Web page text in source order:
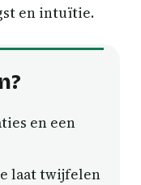
en intuïtie.
en een
laat twijfelen